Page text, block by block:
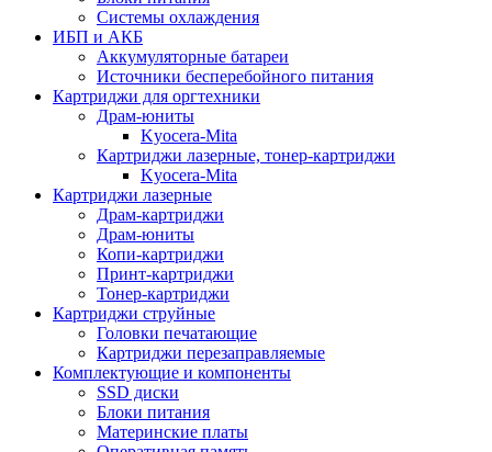
Системы охлаждения
ИБП и АКБ
Аккумуляторные батареи
Источники бесперебойного питания
Картриджи для оргтехники
Драм-юниты
Kyocera-Mita
Картриджи лазерные, тонер-картриджи
Kyocera-Mita
Картриджи лазерные
Драм-картриджи
Драм-юниты
Копи-картриджи
Принт-картриджи
Тонер-картриджи
Картриджи струйные
Головки печатающие
Картриджи перезаправляемые
Комплектующие и компоненты
SSD диски
Блоки питания
Материнские платы